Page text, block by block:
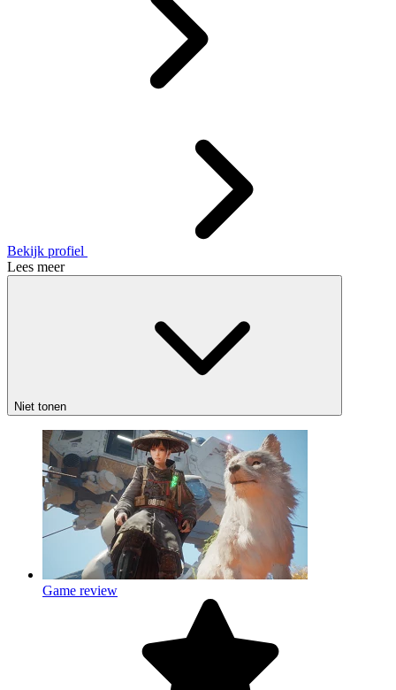
Bekijk profiel
Lees meer
Niet tonen
Game review